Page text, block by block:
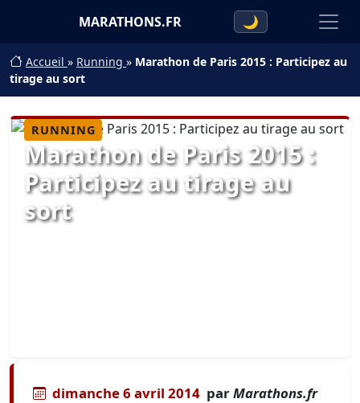
MARATHONS.FR 🌙
Accueil » Running » Marathon de Paris 2015 : Participez au
tirage au sort
RUNNING
Marathon de Paris 2015 :
Participez au tirage au
sort
dimanche 6 avril 2014 parMarathons.fr